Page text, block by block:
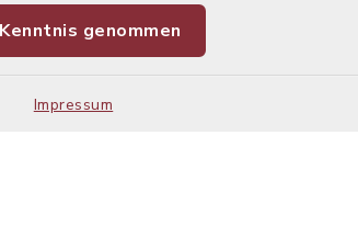
genommen
Impressum
Dienstag:
14:00-18:00 Uhr